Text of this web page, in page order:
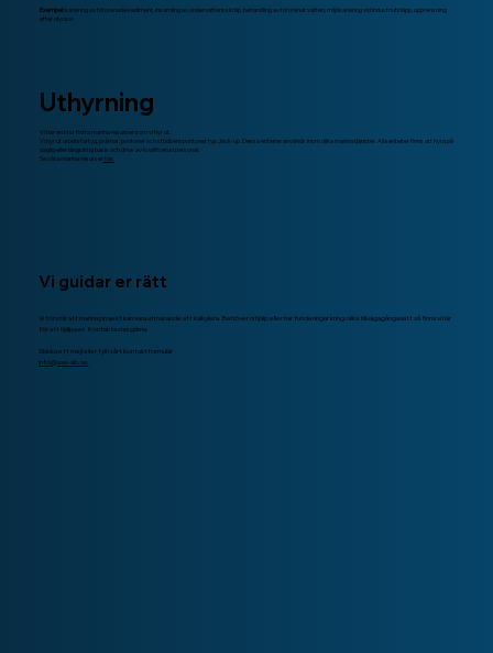
Exempel:sanering av förorenade sediment, insamling av undervattensskräp, behandling av förorenat vatten, miljösanering vid industriutsläpp, upprensning
efter olyckor.
Uthyrning
Vi har en stor flotta marina resurser som vi hyr ut.
Vi hyr ut arbetsfartyg, pråmar, pontoner och stödbenspontoner typ Jack-up. Dessa enheter används inom olika marina tjänster. Alla enheter finns att hyra på
daglig eller långsiktig basis och drivs av kvalificerad personal.
Se våra marina resurserhär.
Vi guidar er rätt
Vi förstår att marina projekt kan vara utmanande att kalkylera. Behöver ni hjälp eller har funderingar kring olika tillvägagångssätt så finns vi här
för att hjälpa er. Kontakta oss gärna.
Skicka ett mejl eller fyll i vårt kontaktformulär
info@sse-ab.se